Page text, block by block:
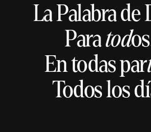
La Palabra de
Paratod
En todas par
Todos los